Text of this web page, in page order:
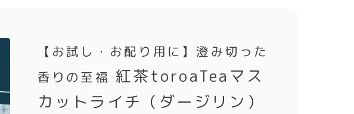
【お試し・お配り用に】澄み切った
香りの至福 紅茶toroaTeaマス
カットライチ（ダージリン）